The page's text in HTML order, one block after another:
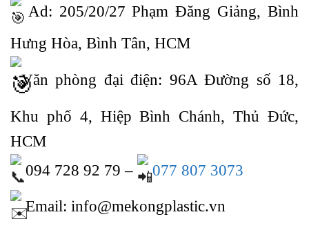
Ad: 205/20/27 Phạm Đăng Giảng, Bình
Hưng Hòa, Bình Tân, HCM
Văn phòng đại điện: 96A Đường số 18,
Khu phố 4, Hiệp Bình Chánh, Thủ Đức,
HCM
094 728 92 79 –
077 807 3073
Email: info@mekongplastic.vn